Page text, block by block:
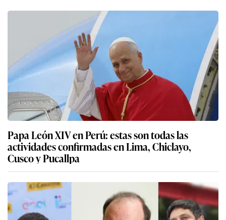
Papa León XIV en Perú: estas son todas las
actividades confirmadas en Lima, Chiclayo,
Cusco y Pucallpa